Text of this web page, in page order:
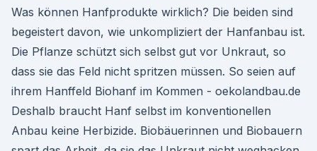
Was können Hanfprodukte wirklich? Die beiden sind
begeistert davon, wie unkompliziert der Hanfanbau ist.
Die Pflanze schützt sich selbst gut vor Unkraut, so
dass sie das Feld nicht spritzen müssen. So seien auf
ihrem Hanffeld Biohanf im Kommen - oekolandbau.de
Deshalb braucht Hanf selbst im konventionellen
Anbau keine Herbizide. Biobäuerinnen und Biobauern